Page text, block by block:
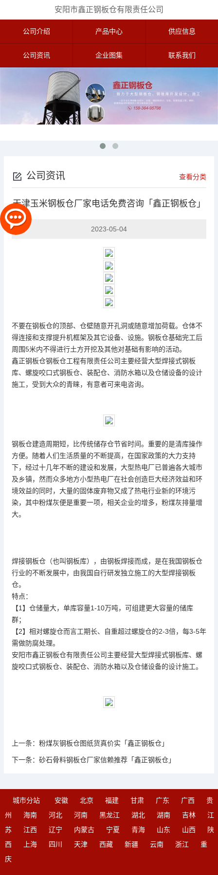
安阳市鑫正钢板仓有限责任公司
公司介绍 产品中心 供应信息
公司资讯 企业图集 联系我们
公司资讯 查看分类
天津玉米钢板仓厂家电话免费咨询「鑫正钢板仓」
2023-05-04
不要在钢板仓的顶部、仓壁随意开孔洞或随意增加荷载。仓体不
得连接和支撑提升机框架及其它设备、设施。钢板仓基础完工后
周围5米内不得进行土方开挖及其他对基础有影响的活动。
鑫正钢板仓钢板仓工程有限责任公司主要经营大型焊接式钢板
库、螺旋咬口式钢板仓、装配仓、消防水箱以及仓储设备的设计
施工，受到大众的青睐，有意者可来电咨询。
钢板仓建造周期短，比传统储存仓节省时间。重要的是清库操作
方便。随着人们生活质量的不断提高，在国家政策的大力支持
下，经过十几年不断的建设和发展，大型热电厂已普遍各大城市
及乡镇，然而众多地方小型热电厂在社会创造巨大经济效益和环
境效益的同时，大量的固体废弃物又成了热电行业新的环境污
染，其中粉煤灰便是重要一项，相关企业的增多，粉煤灰排量增
大。
焊接钢板仓（也叫钢板库），由钢板焊接而成，是在我国钢板仓
行业的不断发展中，由我国自行研发独立施工的大型焊接钢板
仓。
特点：
【1】仓储量大，单库容量1-10万吨，可组建更大容量的储库
群；
【2】相对螺旋仓而言工期长、自重超过螺旋仓的2-3倍，每3-5年
需做防腐处理。
安阳市鑫正钢板仓有限责任公司主要经营大型焊接式钢板库、螺
旋咬口式钢板仓、装配仓、消防水箱以及仓储设备的设计施工。
上一条： 粉煤灰钢板仓图纸货真价实「鑫正钢板仓」
下一条： 砂石骨料钢板仓厂家信赖推荐「鑫正钢板仓」
城市分站 安徽 北京 福建 甘肃 广东 广西
贵
州
海南 河北 河南 黑龙江 湖北 湖南 吉林
江
苏
江西 辽宁 内蒙古 宁夏 青海 山东 山西
陕
西
上海 四川 天津 西藏 新疆 云南 浙江
重
庆